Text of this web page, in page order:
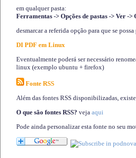
em qualquer pasta:
Ferramentas -> Opções de pastas -> Ver -
desmarcar a referida opção para que se
DI PDF em Linux
Eventualmente poderá ser necessário
linux (exemplo ubuntu + firefox)
Fonte RSS
Além das fontes RSS disponibilizadas,
O que são fontes RSS? veja aqui
Pode ainda personalizar esta fonte no seu